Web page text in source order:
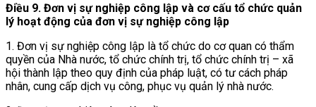
Điều 9. Đơn vị sự nghiệp công lập và cơ cấu tổ chức quản
lý hoạt động của đơn vị sự nghiệp công lập
1. Đơn vị sự nghiệp công lập là tổ chức do cơ quan có thẩm
quyền của Nhà nước, tổ chức chính trị, tổ chức chính trị – xã
hội thành lập theo quy định của pháp luật, có tư cách pháp
nhân, cung cấp dịch vụ công, phục vụ quản lý nhà nước.